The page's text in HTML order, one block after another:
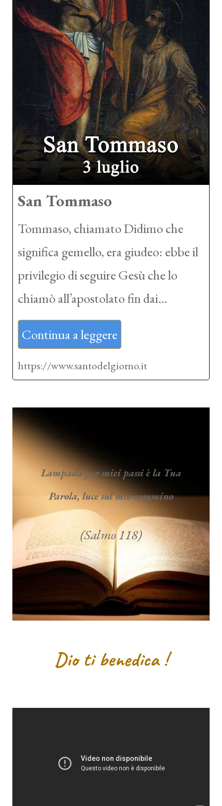
San Tommaso
Tommaso, chiamato Didimo che
significa gemello, era giudeo: ebbe il
privilegio di seguire Gesù che lo
chiamò all’apostolato fin dai…
Continua a leggere
https://www.santodelgiorno.it
Lampada per miei passi è la Tua
Parola, luce sul mio cammino
(Salmo 118)
Dio ti benedica !